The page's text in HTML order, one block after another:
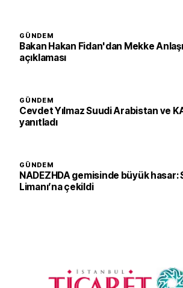
GÜNDEM
Bakan Hakan Fidan'dan Mekke
açıklaması
GÜNDEM
Cevdet Yılmaz Suudi Arabistan ve
yanıtladı
GÜNDEM
NADEZHDA gemisinde büyük hasar:
Limanı’na çekildi